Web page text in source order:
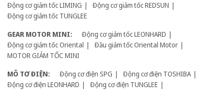
Động cơ giảm tốc LIMING
Động cơ giảm tốc REDSUN
Động cơ giảm tốc TUNGLEE
GEAR MOTOR MINI:
Động cơ giảm tốc LEONHARD
Động cơ giảm tốc Oriental
Đầu giảm tốc Oriental Motor
MOTOR GIẢM TỐC MINI
MÔ TƠ ĐIỆN:
Động cơ điện SPG
Động cơ điện TOSHIBA
Động cơ điện LEONHARD
Động cơ điện TUNGLEE